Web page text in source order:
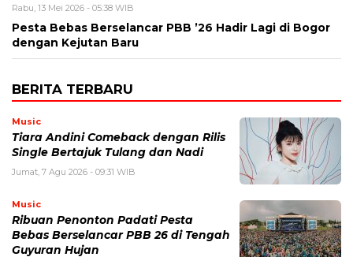
Rabu, 13 Mei 2026 - 05:38 WIB
Pesta Bebas Berselancar PBB ’26 Hadir Lagi di Bogor
dengan Kejutan Baru
BERITA TERBARU
Music
Tiara Andini Comeback dengan Rilis
Single Bertajuk Tulang dan Nadi
Jumat, 7 Agu 2026 - 09:31 WIB
Music
Ribuan Penonton Padati Pesta
Bebas Berselancar PBB 26 di Tengah
Guyuran Hujan